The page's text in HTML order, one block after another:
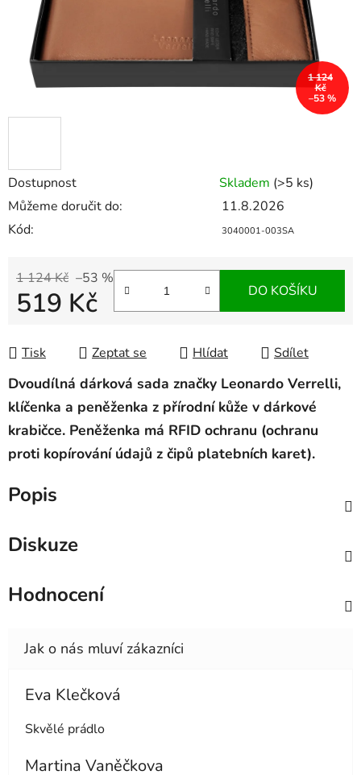
Dostupnost Skladem (>5 ks)
Můžeme doručit do:
11.8.2026
Kód:
3040001-003SA
1 124 Kč –53 %
519 Kč DO KOŠÍKU
Tisk Zeptat se Hlídat Sdílet
Dvoudílná dárková sada značky Leonardo Verrelli,
klíčenka a peněženka z přírodní kůže v dárkové
krabičce. Peněženka má RFID ochranu (ochranu
proti kopírování údajů z čipů platebních karet).
1 124
Kč
–53 %
Popis
Diskuze
Hodnocení
Eva Klečková
Skvělé prádlo
Martina Vaněčkova